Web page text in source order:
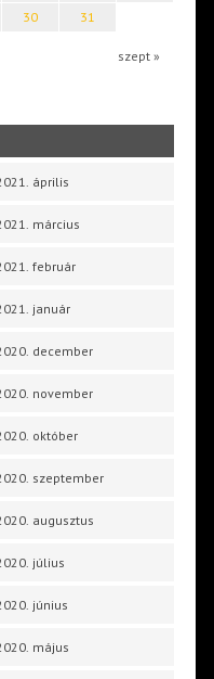
szept »
30 31
április
március
február
január
december
november
október
szeptember
augusztus
július
június
május